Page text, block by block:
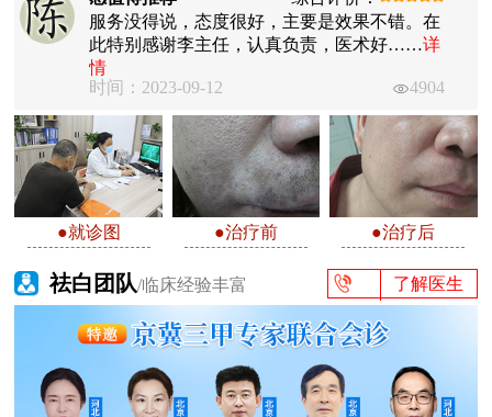
服务没得说，态度很好，主要是效果不错。在
此特别感谢李主任，认真负责，医术好……详
情
时间：2023-09-12
4904
●就诊图 ●治疗前 ●治疗后
祛白团队/临床经验丰富 了解医生